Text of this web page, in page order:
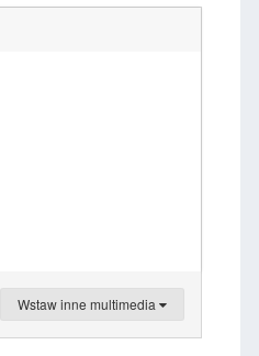
Wstaw inne multimedia